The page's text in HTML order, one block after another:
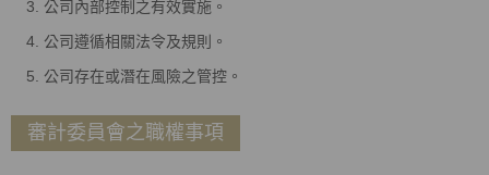
公司內部控制之有效實施。
公司遵循相關法令及規則。
公司存在或潛在風險之管控。
審計委員會之職權事項